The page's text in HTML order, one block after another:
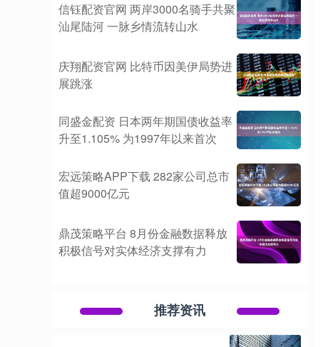
信钰配资官网 两岸3000名骑手共聚
汕尾陆河 一脉乡情流转山水
庆翔配资官网 比特币因美伊局势进
展跳涨
同盛金配资 日本两年期国债收益率
升至1.105% 为1997年以来首次
宏远策略APP下载 282家公司总市
值超9000亿元
鼎茂策略平台 8月份金融数据释放
积极信号对实体经济支撑有力
推荐资讯